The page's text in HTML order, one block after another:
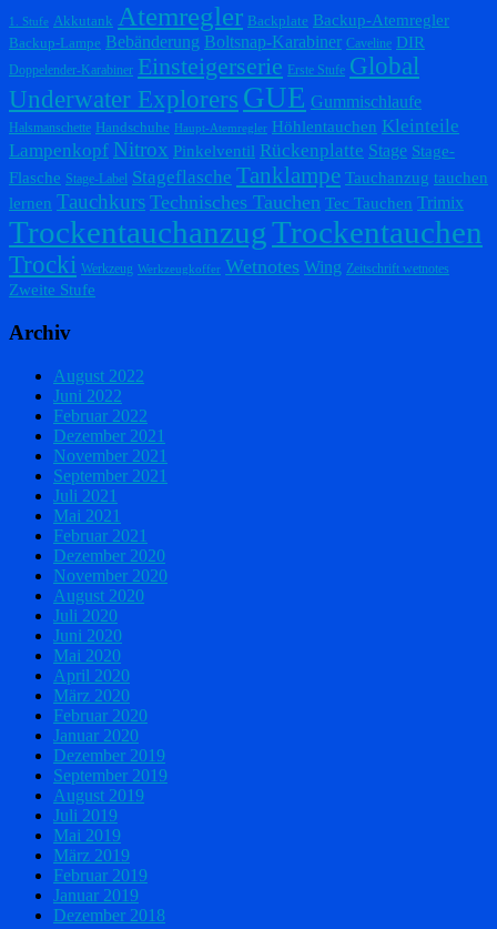
1. Stufe Akkutank Atemregler Backplate Backup-Atemregler
Backup-Lampe Bebänderung Boltsnap-Karabiner Caveline DIR
Doppelender-Karabiner Einsteigerserie Erste Stufe Global
Underwater Explorers GUE Gummischlaufe
Halsmanschette Handschuhe Haupt-Atemregler Höhlentauchen Kleinteile
Lampenkopf Nitrox Pinkelventil Rückenplatte Stage Stage-
Flasche Stage-Label Stageflasche Tanklampe Tauchanzug tauchen
lernen Tauchkurs Technisches Tauchen Tec Tauchen Trimix
TrockentauchanzugTrockentauchen
Trocki Werkzeug Werkzeugkoffer Wetnotes Wing Zeitschrift wetnotes
Zweite Stufe
Archiv
August 2022
Juni 2022
Februar 2022
Dezember 2021
November 2021
September 2021
Juli 2021
Mai 2021
Februar 2021
Dezember 2020
November 2020
August 2020
Juli 2020
Juni 2020
Mai 2020
April 2020
März 2020
Februar 2020
Januar 2020
Dezember 2019
September 2019
August 2019
Juli 2019
Mai 2019
März 2019
Februar 2019
Januar 2019
Dezember 2018